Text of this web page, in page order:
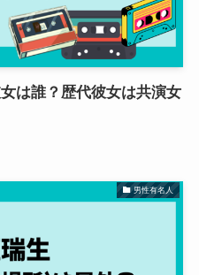
は誰？歴代彼女は共演女
男性有名人